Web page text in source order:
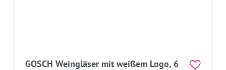
GOSCH Weingläser mit weißem Logo, 6